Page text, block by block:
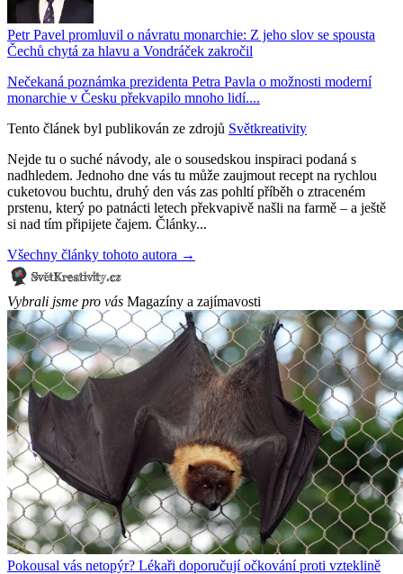
Petr Pavel promluvil o návratu monarchie: Z jeho slov se spousta
Čechů chytá za hlavu a Vondráček zakročil
Nečekaná poznámka prezidenta Petra Pavla o možnosti moderní
monarchie v Česku překvapilo mnoho lidí....
Tento článek byl publikován ze zdrojů Světkreativity
Nejde tu o suché návody, ale o sousedskou inspiraci podaná s
nadhledem. Jednoho dne vás tu může zaujmout recept na rychlou
cuketovou buchtu, druhý den vás zas pohltí příběh o ztraceném
prstenu, který po patnácti letech překvapivě našli na farmě – a ještě
si nad tím připijete čajem. Články...
Všechny články tohoto autora →
Vybrali jsme pro vás Magazíny a zajímavosti
Pokousal vás netopýr? Lékaři doporučují očkování proti vzteklině